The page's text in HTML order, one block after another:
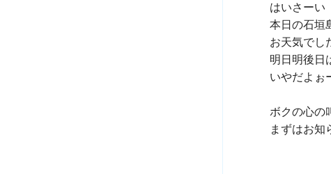
はいさーい
本日の石垣
お天気でし
明日明後日
いやだよぉ
ボクの心の
まずはお知